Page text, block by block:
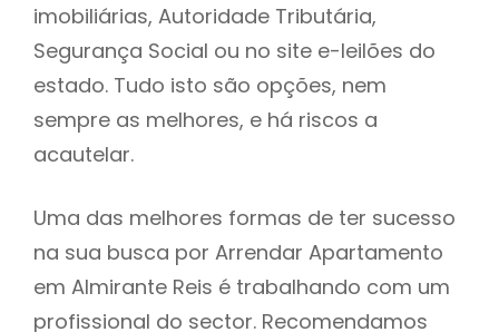
imobiliárias, Autoridade Tributária,
Segurança Social ou no site e-leilões do
estado. Tudo isto são opções, nem
sempre as melhores, e há riscos a
acautelar.
Uma das melhores formas de ter sucesso
na sua busca por Arrendar Apartamento
em Almirante Reis é trabalhando com um
profissional do sector. Recomendamos